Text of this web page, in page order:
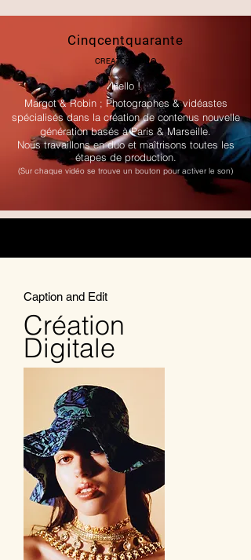
Cinqcentquarante
CREATORS DUO
Hello !
Margot & Robin ; Photographes & vidéastes
spécialisés dans la création de contenus nouvelle
génération basés à Paris & Marseille.
Nous travaillons en duo et maîtrisons toutes les
étapes de production.
(Sur chaque vidéo se trouve un bouton pour activer le son)
Caption and Edit
Création
Digitale